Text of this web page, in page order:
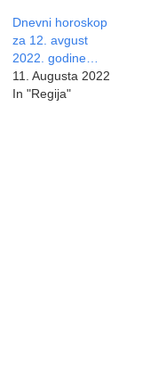
Dnevni horoskop
za 12. avgust
2022. godine…
11. Augusta 2022
In "Regija"